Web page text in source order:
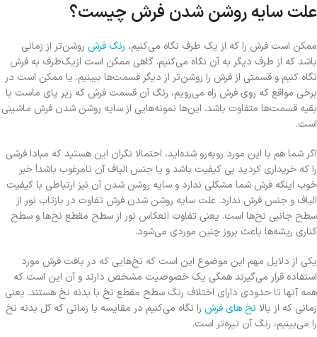
علت سایه روشن شدن فرش چیست؟
ممکن است فرش را که از یک طرف نگاه می‌کنیم، رنگ فرش روشن‌تر از زمانی
باشد که از طرف دیگر به آن نگاه می‌کنیم. گاهی ممکن است ازیک‌طرف به فرش
نگاه کنیم و قسمتی از فرش را روشن‌تر از دیگر قسمت‌ها ببینیم. یا ممکن است در
برخی مواقع که روی فرش راه می‌رویم، رنگ آن قسمت فرش که زیر پای ماست با
بقیه قسمت‌ها متفاوت باشد. این‌ها نمونه‌هایی از سایه روشن شدن فرش ماشینی
است.
اگر شما هم با این مورد رو‌به‌رو شده‌اید، احتمالا نگران این هستید که مبادا فرشی
را که خریداری کردید بی کیفیت باشد و یا جنس الیاف آن نامرغوب باشد! خبر
خوب اینکه فرش شما مشکلی ندارد و سایه روشن شدن آن نیز ارتباطی با کیفیت
الیاف و جنس فرش ندارد. علت سایه روشن شدن فرش تفاوت در بازتاب نور از
سطح جانبی نخ‌ها است. یعنی تفاوت انعکاس نور از سطح مقطع نخ‌ها و سطح
کناری ریشه‌ها باعث بروز چنین موردی می‌شود.
یکی از دلایل مهم این موضوع این است که نخ‌هایی که در بافت فرش مورد
استفاده قرار می‌گیرند همگی یک خصوصیت مشخص دارند و آن این است که
همه آنها تا حدودی دارای اختلاف رنگ سطح مقطع نخ با بدنه نخ هستند. یعنی
زمانی که از بالا نخ‌ های فرش را نگاه می‌کنیم در مقایسه با زمانی که کل بدنه نخ
را می‌بینیم، رنگ آن تیره‌تر است.